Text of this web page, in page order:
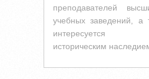
преподавателей
учебных заведений, а
интересуется
историческим